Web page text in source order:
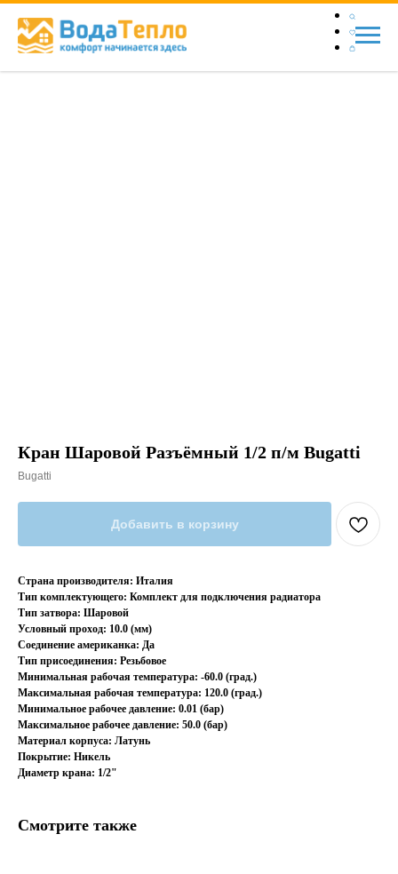
Кран Шаровой Разъёмный 1/2 п/м Bugatti
Bugatti
Добавить в корзину
Страна производителя: Италия
Тип комплектующего: Комплект для подключения радиатора
Тип затвора: Шаровой
Условный проход: 10.0 (мм)
Соединение американка: Да
Тип присоединения: Резьбовое
Минимальная рабочая температура: -60.0 (град.)
Максимальная рабочая температура: 120.0 (град.)
Минимальное рабочее давление: 0.01 (бар)
Максимальное рабочее давление: 50.0 (бар)
Материал корпуса: Латунь
Покрытие: Никель
Диаметр крана: 1/2"
Смотрите также